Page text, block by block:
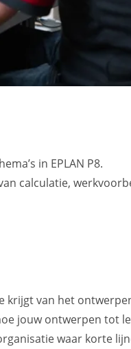
in EPLAN P8.
calculatie,
krijgt van het
jouw ontwerpen tot
waar korte